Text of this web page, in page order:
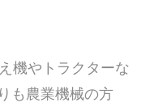
機やトラクターな
も農業機械の方